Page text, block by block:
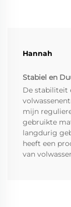
Hannah
Stabiel en
De stabiliteit
mijn
gebruikte
langdurig
heeft een
van